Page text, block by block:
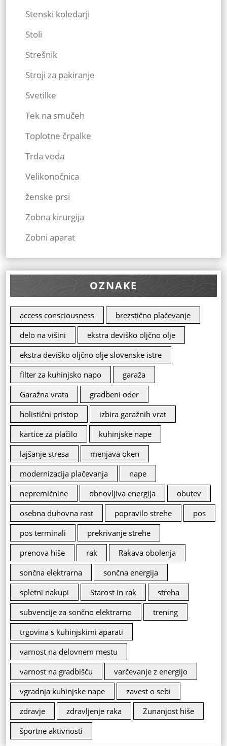
Stenski koledarji
Stoli
Strešnik
Stroji za pakiranje
Svetilke
Tek na smučeh
Toplotne črpalke
Trda voda
Velikonočnica
ženske prsi
Zobna kirurgija
Zobni aparat
OZNAKE
access consciousness
brezstično plačevanje
delo na višini
ekstra deviško oljčno olje
ekstra deviško oljčno olje slovenske istre
filter za kuhinjsko napo
garaža
Garažna vrata
gradbeni oder
holistični pristop
izbira garažnih vrat
kartice za plačilo
kuhinjske nape
lajšanje stresa
menjava oken
modernizacija plačevanja
nape
nepremičnine
obnovljiva energija
obutev
osebna duhovna rast
popravilo strehe
pos
pos terminali
prekrivanje strehe
prenova hiše
rak
Rakava obolenja
sončna elektrarna
sončna energija
spletni nakupi
Starost in rak
streha
subvencije za sončno elektrarno
trening
trgovina s kuhinjskimi aparati
varnost na delovnem mestu
varnost na gradbišču
varčevanje z energijo
vgradnja kuhinjske nape
zavest o sebi
zdravje
zdravljenje raka
Zunanjost hiše
športne aktivnosti